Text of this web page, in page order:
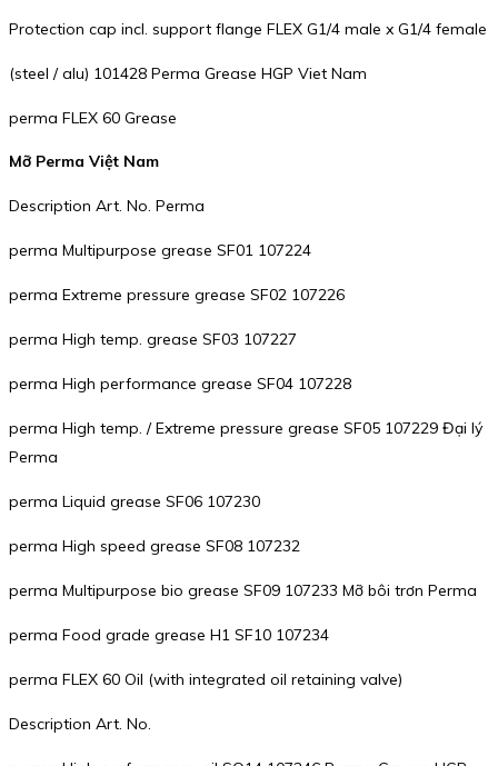
Protection cap incl. support flange FLEX G1/4 male x G1/4 female
(steel / alu) 101428 Perma Grease HGP Viet Nam
perma FLEX 60 Grease
Mỡ Perma Việt Nam
Description Art. No. Perma
perma Multipurpose grease SF01 107224
perma Extreme pressure grease SF02 107226
perma High temp. grease SF03 107227
perma High performance grease SF04 107228
perma High temp. / Extreme pressure grease SF05 107229 Đại lý
Perma
perma Liquid grease SF06 107230
perma High speed grease SF08 107232
perma Multipurpose bio grease SF09 107233 Mỡ bôi trơn Perma
perma Food grade grease H1 SF10 107234
perma FLEX 60 Oil (with integrated oil retaining valve)
Description Art. No.